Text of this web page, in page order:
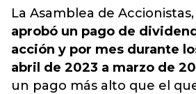
La Asamblea de
aprobó un pago de
acción y por mes durante
abril de 2023 a marzo de
un pago más alto que el